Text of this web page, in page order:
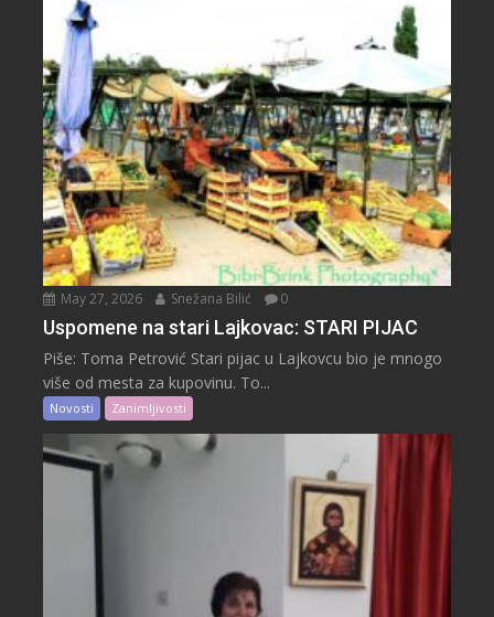
May 27, 2026 Snežana Bilić 0
Uspomene na stari Lajkovac: STARI PIJAC
Piše: Toma Petrović Stari pijac u Lajkovcu bio je mnogo
više od mesta za kupovinu. To...
Novosti Zanimljivosti